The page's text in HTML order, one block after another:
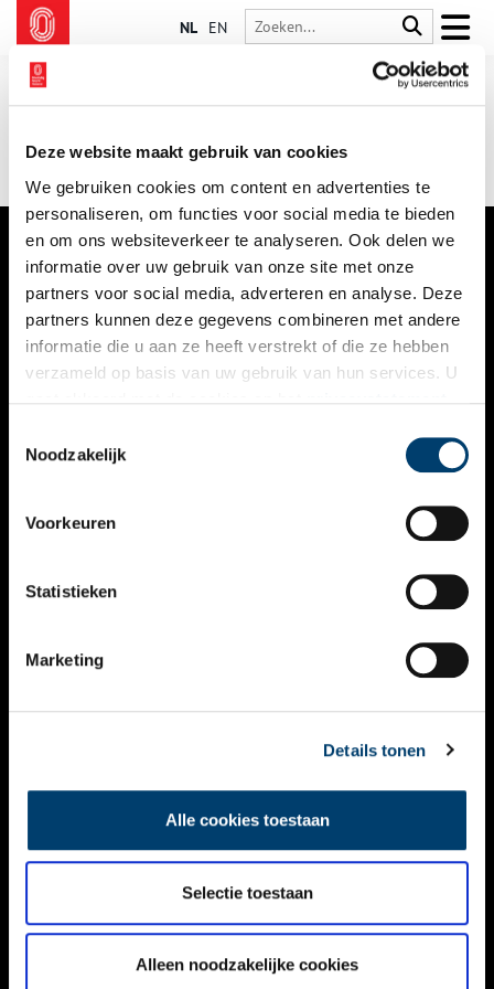
Deze website maakt gebruik van cookies
We gebruiken cookies om content en advertenties te
personaliseren, om functies voor social media te bieden
en om ons websiteverkeer te analyseren. Ook delen we
informatie over uw gebruik van onze site met onze
partners voor social media, adverteren en analyse. Deze
partners kunnen deze gegevens combineren met andere
informatie die u aan ze heeft verstrekt of die ze hebben
verzameld op basis van uw gebruik van hun services. U
Noodzakelijk
Voorkeuren
Statistieken
Marketing
Details tonen
Alle cookies toestaan
Selectie toestaan
Alleen noodzakelijke cookies
NL EN
VERHALEN
NIEUWS
KALENDER
ACTIVITEITEN
NIEUWSBRIEF
DISCLAIMER
TOEGANKELIJKHEID
Volg ONH op social media